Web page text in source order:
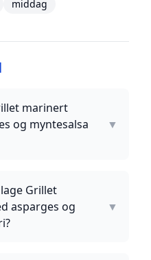
middag
marinert
og myntesalsa
▼
Grillet
asparges og
▼